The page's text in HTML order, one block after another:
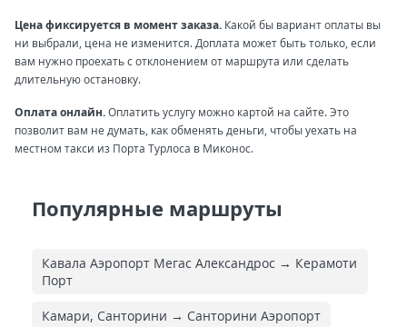
Цена фиксируется в момент заказа. Какой бы вариант оплаты вы
ни выбрали, цена не изменится. Доплата может быть только, если
вам нужно проехать с отклонением от маршрута или сделать
длительную остановку.
Оплата онлайн.Оплатить услугу можно картой на сайте. Это
позволит вам не думать, как обменять деньги, чтобы уехать на
местном такси из Порта Турлоса в Миконос.
Популярные маршруты
Кавала Аэропорт Мегас Александрос → Керамоти
Порт
Камари, Санторини → Санторини Аэропорт